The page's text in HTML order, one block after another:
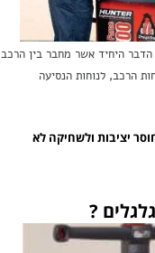
היחיד אשר מחבר בין הרכב
הרכב, לנוחות הנסיעה
יציבות ולשחיקה לא
?